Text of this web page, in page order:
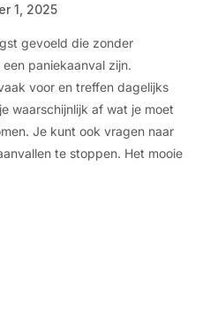
1, 2025
gevoeld die zonder
paniekaanval zijn.
voor en treffen dagelijks
waarschijnlijk af wat je moet
Je kunt ook vragen naar
te stoppen. Het mooie